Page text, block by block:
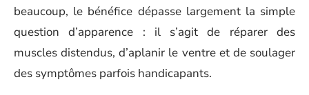
beaucoup, le bénéfice dépasse largement la simple
question d’apparence : il s’agit de réparer des
muscles distendus, d’aplanir le ventre et de soulager
des symptômes parfois handicapants.